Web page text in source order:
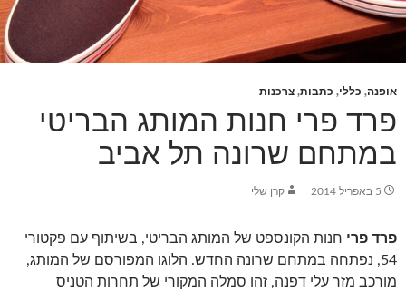
אופנה, כללי, כתבות, צרכנות
פרד פרי חנות המותג הבריטי
במתחם שרונה תל אביב
5 באפריל 2014 קרן שלי
פרד פרי חנות הקונספט של המותג הבריטי, בשיתוף עם פקטורי
54, נפתחה במתחם שרונה החדש. הלוגו המפורסם של המותג,
מורכב מזר עלי דפנה, זהו סמלה המקורי של תחרות הטניס